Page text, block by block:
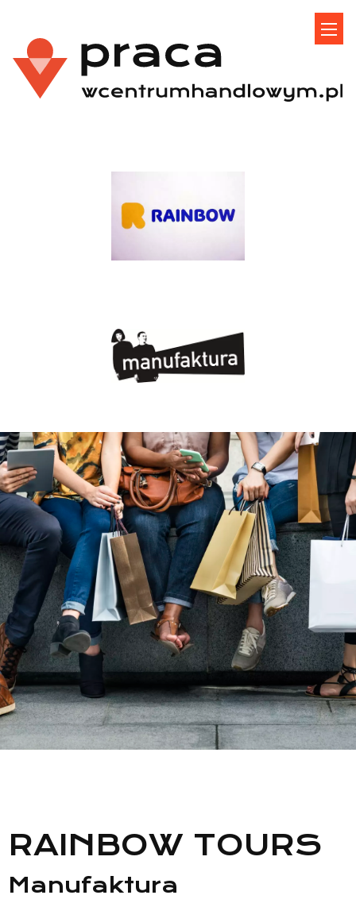
Lista sklepów
Informacje
RAINBOW TOURS
Manufaktura